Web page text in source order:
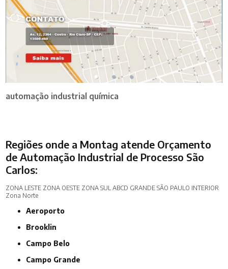
automação industrial química
Regiões onde a Montag atende Orçamento
de Automação Industrial de Processo São
Carlos:
ZONA LESTE ZONA OESTE ZONA SUL ABCD GRANDE SÃO PAULO INTERIOR
Zona Norte
Aeroporto
Brooklin
Campo Belo
Campo Grande